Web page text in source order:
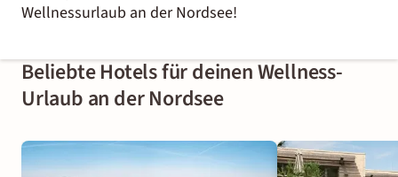
Wellnessurlaub an der Nordsee!
Beliebte Hotels für deinen Wellness-
Urlaub an der Nordsee